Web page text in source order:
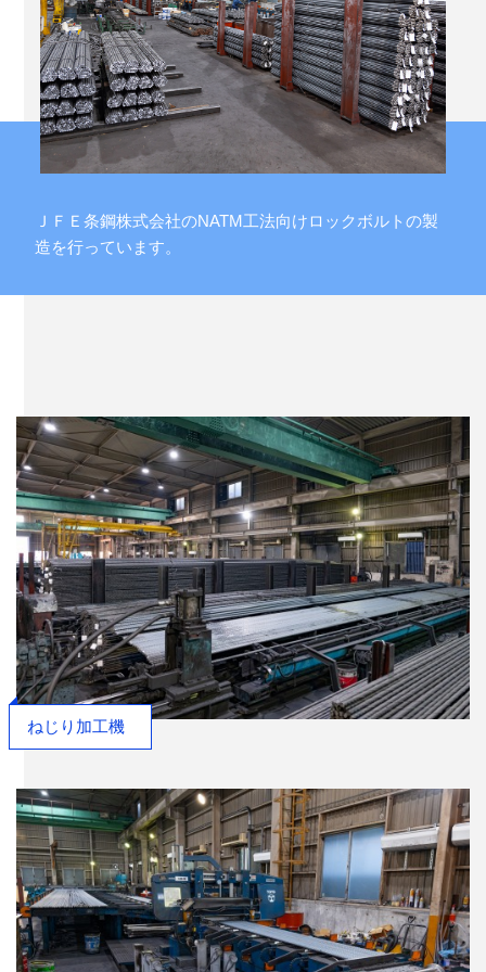
ＪＦＥ条鋼株式会社のNATM工法向けロックボルトの製
造を行っています。
ねじり加工機